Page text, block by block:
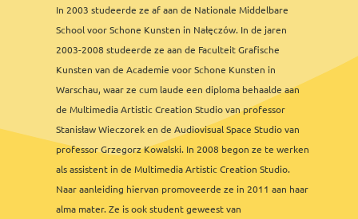
In 2003 studeerde ze af aan de Nationale Middelbare
School voor Schone Kunsten in Nałęczów. In de jaren
2003-2008 studeerde ze aan de Faculteit Grafische
Kunsten van de Academie voor Schone Kunsten in
Warschau, waar ze cum laude een diploma behaalde aan
de Multimedia Artistic Creation Studio van professor
Stanisław Wieczorek en de Audiovisual Space Studio van
professor Grzegorz Kowalski. In 2008 begon ze te werken
als assistent in de Multimedia Artistic Creation Studio.
Naar aanleiding hiervan promoveerde ze in 2011 aan haar
alma mater. Ze is ook student geweest van
2
2
2